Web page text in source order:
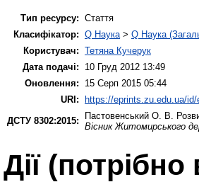
Тип ресурсу: Стаття
Класифікатор: Q Наука > Q Наука
Користувач: Тетяна Кучерук
Дата подачі:
10 Груд 2012 13:49
Оновлення:
15 Серп 2015 05:44
URI: https://eprints.zu.edu.ua/id/
ДСТУ 8302:2015:
Пастовенський О. В.
Вісник Житомирського
Дії ​​(потрібно